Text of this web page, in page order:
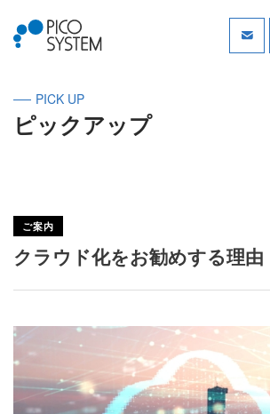
PICK UP
ピックアップ
ご案内
クラウド化をお勧めする理由